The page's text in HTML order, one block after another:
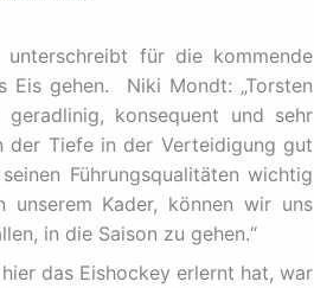
für die kommende
Eis gehen.
Niki Mondt: „Torsten
konsequent und sehr
der Tiefe in der Verteidigung gut
Führungsqualitäten wichtig
Kader, können wir uns
in die Saison zu gehen.“
das Eishockey erlernt hat, war